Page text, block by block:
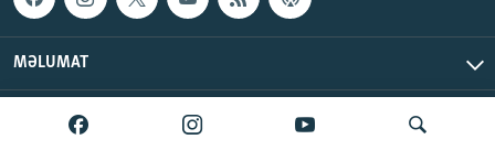
MƏLUMAT
AzadlıqRadiosu © 2026 Inc. | Bütün hüquqlar qorunur